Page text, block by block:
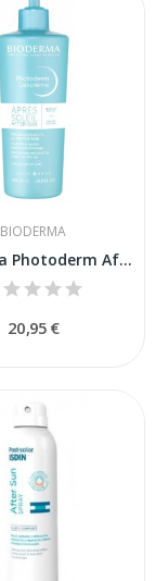
BIODERMA
Bioderma Photoderm After Sun Leche Refrescante...
20,95 €